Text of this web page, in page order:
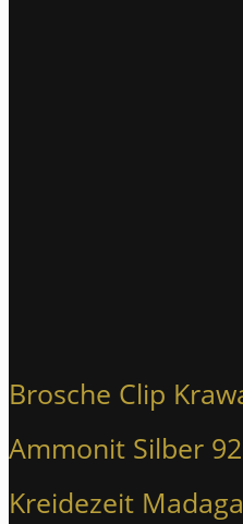
Brosche Clip
Ammonit Silber
Kreidezeit